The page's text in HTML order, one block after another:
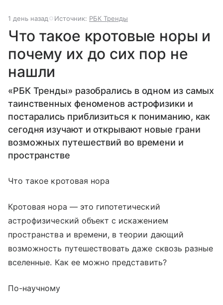
1 день назад Источник: РБК Тренды
Что такое кротовые норы и
почему их до сих пор не
нашли
«РБК Тренды» разобрались в одном из самых
таинственных феноменов астрофизики и
постарались приблизиться к пониманию, как
сегодня изучают и открывают новые грани
возможных путешествий во времени и
пространстве
Что такое кротовая нора
Кротовая нора — это гипотетический
астрофизический объект с искажением
пространства и времени, в теории дающий
возможность путешествовать даже сквозь разные
вселенные. Как ее можно представить?
По-научному